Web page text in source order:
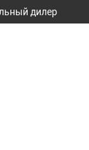
дилер